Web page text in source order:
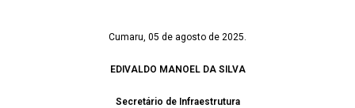
Cumaru, 05 de agosto de 2025.
EDIVALDO MANOEL DA SILVA
Secretário de Infraestrutura